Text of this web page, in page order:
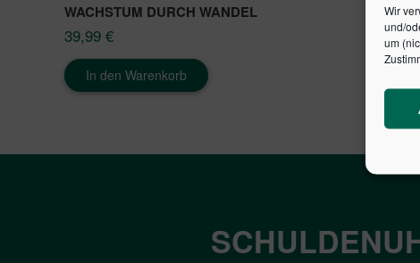
Wir
und/
um
WACHSTUM DURCH WANDEL
39,99 €
In den Warenkorb